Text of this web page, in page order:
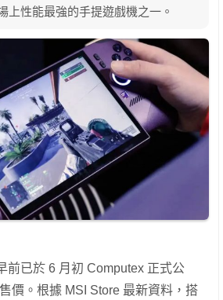
上性能最強的手提遊戲機之一。
前已於 6 月初 Computex 正式公
價。根據 MSI Store 最新資料，搭